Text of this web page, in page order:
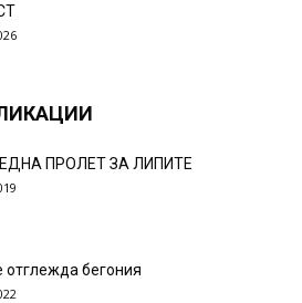
ПРОЛЕТ ЗА ЛИПИТЕ
отглежда бегония